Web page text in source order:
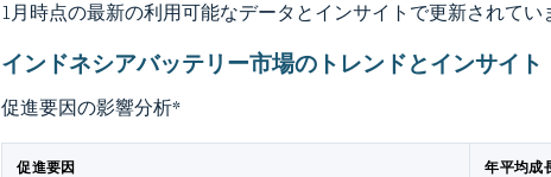
1月時点の最新の利用可能なデータとインサイトで更新されてい
インドネシアバッテリー市場のトレンドとインサイト
促進要因の影響分析*
促進要因
年平均成